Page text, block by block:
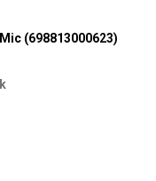
(698813000623)